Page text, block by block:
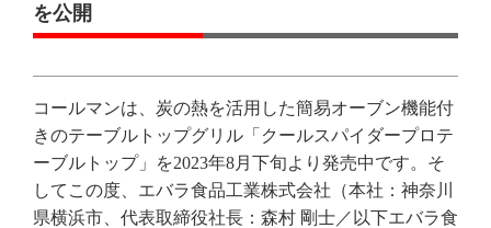
を公開
コールマンは、炭の熱を活用した簡易オーブン機能付
きのテーブルトップグリル「クールスパイダープロテ
ーブルトップ」を2023年8月下旬より発売中です。そ
してこの度、エバラ食品工業株式会社（本社：神奈川
県横浜市、代表取締役社長：森村 剛士／以下エバラ食